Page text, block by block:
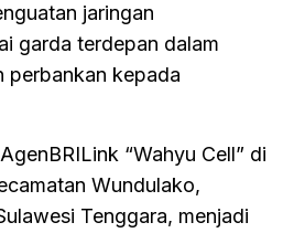
jaringan
garda terdepan dalam
perbankan kepada
“Wahyu Cell” di
Wundulako,
Tenggara, menjadi